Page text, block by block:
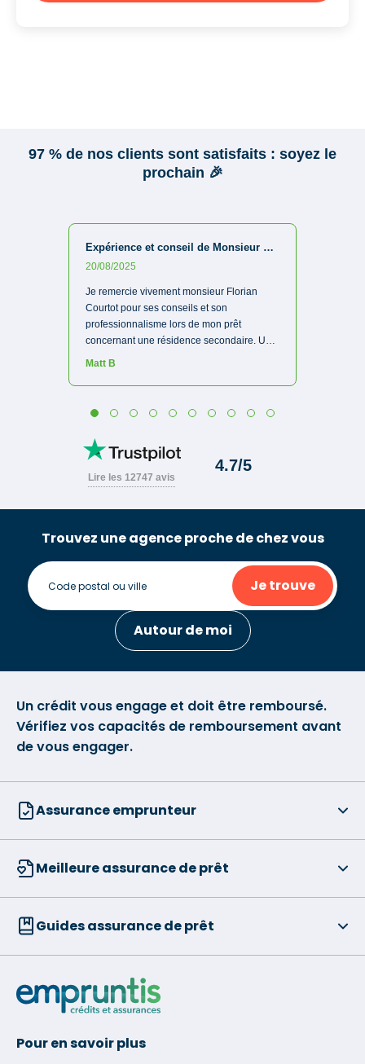
Trouvez une agence proche de chez vous
Je trouve
Autour de moi
Un crédit vous engage et doit être remboursé.
Vérifiez vos capacités de remboursement avant
de vous engager.
Assurance emprunteur
Meilleure assurance de prêt
Guides assurance de prêt
Pour en savoir plus